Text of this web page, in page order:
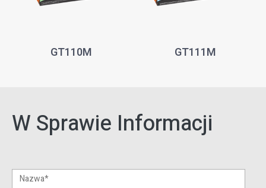
GT110M GT111M
W Sprawie Informacji